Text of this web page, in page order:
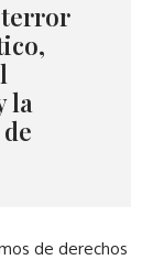
terror
la
de derechos